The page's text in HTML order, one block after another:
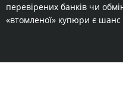
перевірених банків чи
«втомленої» купюри є шанс